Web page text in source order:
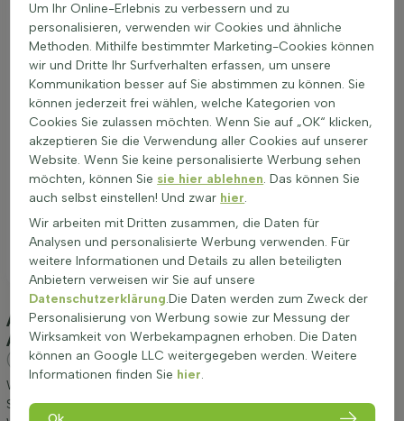
Anpflanzung und Pflege Stechpalme / Ilex
Aquifolium Alaska 125-150 cm - Ballen
(Stechpalme)
Wir möchten Ihnen einige Tipps zur Anpflanzung und Pflege von
Stechpalme / Ilex Aquifolium Alaska 125-150 cm - Ballen geben.
Um Ihr Online-Erlebnis zu verbessern und zu
personalisieren, verwenden wir Cookies und ähnliche
Methoden. Mithilfe bestimmter Marketing-Cookies können
wir und Dritte Ihr Surfverhalten erfassen, um unsere
Kommunikation besser auf Sie abstimmen zu können. Sie
können jederzeit frei wählen, welche Kategorien von
Cookies Sie zulassen möchten. Wenn Sie auf „OK“ klicken,
akzeptieren Sie die Verwendung aller Cookies auf unserer
Website. Wenn Sie keine personalisierte Werbung sehen
möchten, können Sie sie hier ablehnen. Das können Sie
auch selbst einstellen! Und zwar hier.
Wir arbeiten mit Dritten zusammen, die Daten für
Analysen und personalisierte Werbung verwenden. Für
weitere Informationen und Details zu allen beteiligten
Anbietern verweisen wir Sie auf unsere
Datenschutzerklärung.Die Daten werden zum Zweck der
Personalisierung von Werbung sowie zur Messung der
Wirksamkeit von Werbekampagnen erhoben. Die Daten
können an Google LLC weitergegeben werden. Weitere
Informationen finden Sie hier.